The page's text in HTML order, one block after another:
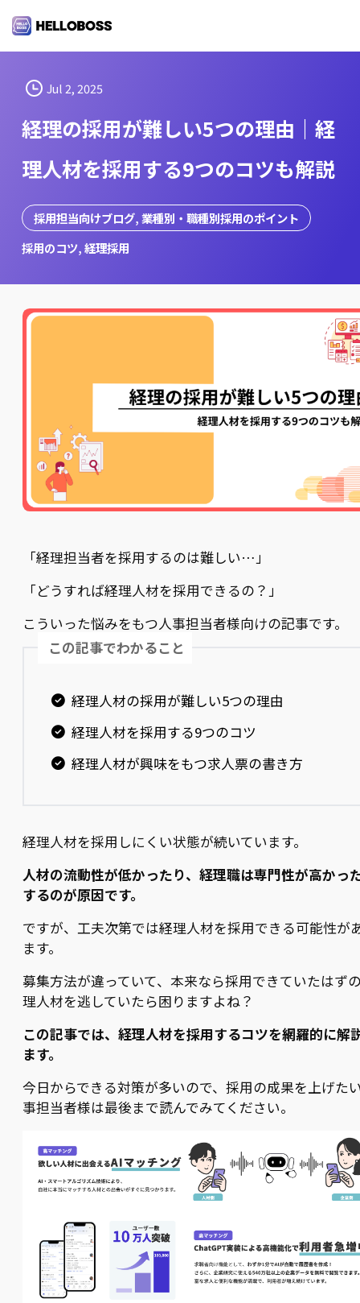
i
Jul 2, 2025
経理の採用が難しい5つの理由｜経
理人材を採用する9つのコツも解説
採用担当向けブログ, 業種別・職種別採用のポイント
採用のコツ, 経理採用
「経理担当者を採用するのは難しい…」
「どうすれば経理人材を採用できるの？」
こういった悩みをもつ人事担当者様向けの記事です。
この記事でわかること
経理人材の採用が難しい5つの理由
経理人材を採用する9つのコツ
経理人材が興味をもつ求人票の書き方
経理人材を採用しにくい状態が続いています。
人材の流動性が低かったり、経理職は専門性が高かっ
するのが原因です。
ですが、工夫次第では経理人材を採用できる可能性が
ます。
募集方法が違っていて、本来なら採用できていたはず
理人材を逃していたら困りますよね？
この記事では、経理人材を採用するコツを網羅的に解
ます。
今日からできる対策が多いので、採用の成果を上げた
事担当者様は最後まで読んでみてください。